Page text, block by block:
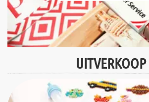
UITVERKOOP